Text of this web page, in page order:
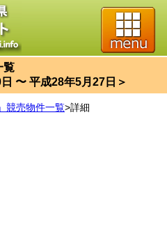
覧
〜 平成28年5月27日＞
競売物件一覧>詳細